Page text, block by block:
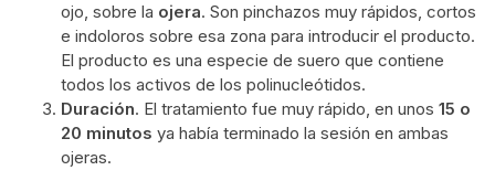
ojo, sobre la ojera. Son pinchazos muy rápidos, cortos
e indoloros sobre esa zona para introducir el producto.
El producto es una especie de suero que contiene
todos los activos de los polinucleótidos.
Duración. El tratamiento fue muy rápido, en unos 15 o
20 minutos ya había terminado la sesión en ambas
ojeras.